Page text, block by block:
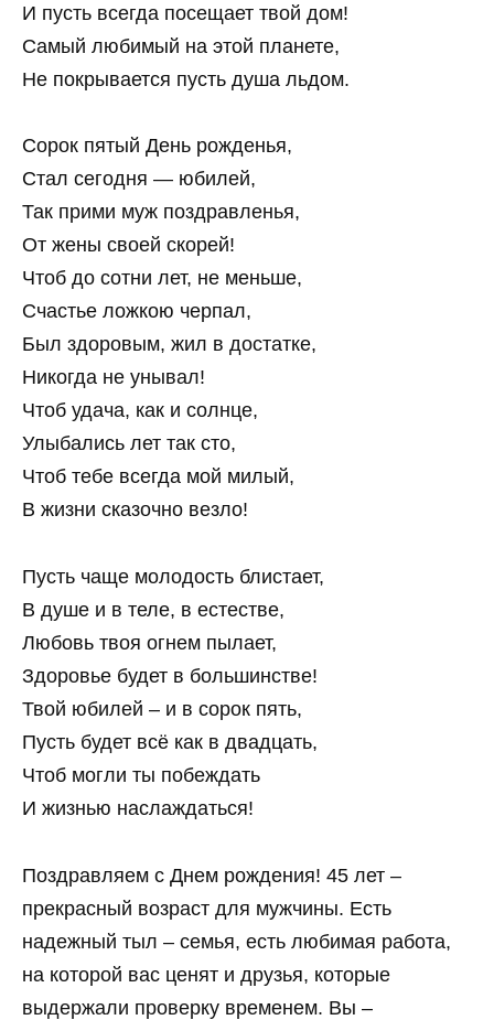
И пусть всегда посещает твой дом!
Самый любимый на этой планете,
Не покрывается пусть душа льдом.
Сорок пятый День рожденья,
Стал сегодня — юбилей,
Так прими муж поздравленья,
От жены своей скорей!
Чтоб до сотни лет, не меньше,
Счастье ложкою черпал,
Был здоровым, жил в достатке,
Никогда не унывал!
Чтоб удача, как и солнце,
Улыбались лет так сто,
Чтоб тебе всегда мой милый,
В жизни сказочно везло!
Пусть чаще молодость блистает,
В душе и в теле, в естестве,
Любовь твоя огнем пылает,
Здоровье будет в большинстве!
Твой юбилей – и в сорок пять,
Пусть будет всё как в двадцать,
Чтоб могли ты побеждать
И жизнью наслаждаться!
Поздравляем с Днем рождения! 45 лет –
прекрасный возраст для мужчины. Есть
надежный тыл – семья, есть любимая работа,
на которой вас ценят и друзья, которые
выдержали проверку временем. Вы –